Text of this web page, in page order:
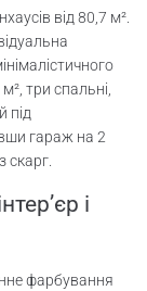
від 80,7 м².
три спальні,
під
гараж на 2
скарг.
і
фарбування